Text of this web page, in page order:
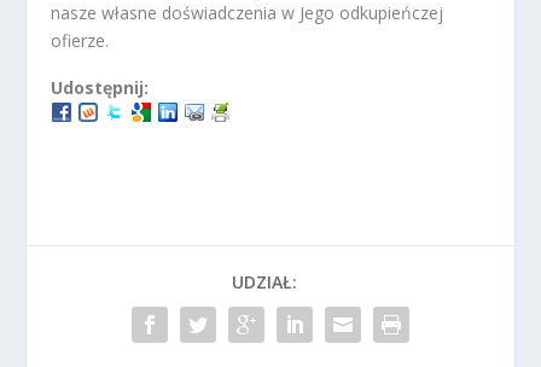
nasze własne doświadczenia w Jego odkupieńczej
ofierze.
Udostępnij:
UDZIAŁ: